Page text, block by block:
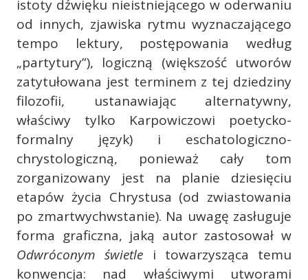
istoty dźwięku nieistniejącego w oderwaniu
od innych, zjawiska rytmu wyznaczającego
tempo lektury, postępowania według
„partytury”), logiczną (większość utworów
zatytułowana jest terminem z tej dziedziny
filozofii, ustanawiając alternatywny,
właściwy tylko Karpowiczowi poetycko-
formalny język) i eschatologiczno-
chrystologiczną, ponieważ cały tom
zorganizowany jest na planie dziesięciu
etapów życia Chrystusa (od zwiastowania
po zmartwychwstanie). Na uwagę zasługuje
forma graficzna, jaką autor zastosował w
Odwróconym świetle i towarzysząca temu
konwencja: nad właściwymi utworami